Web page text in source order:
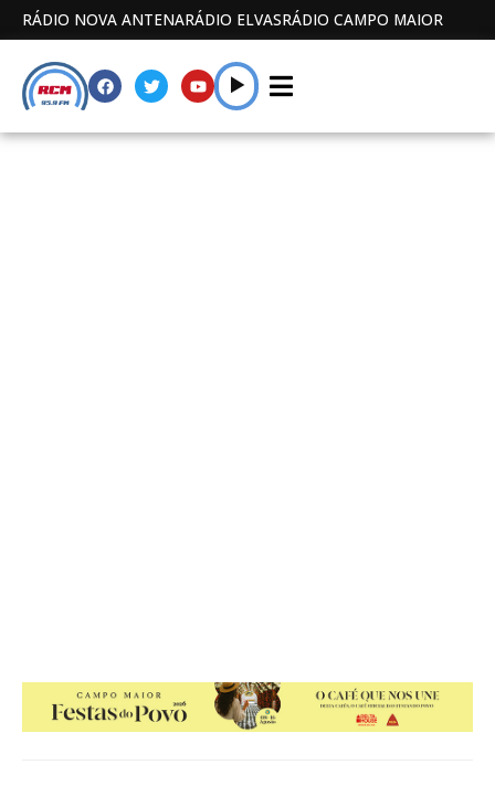
RÁDIO NOVA ANTENARÁDIO ELVASRÁDIO CAMPO MAIOR